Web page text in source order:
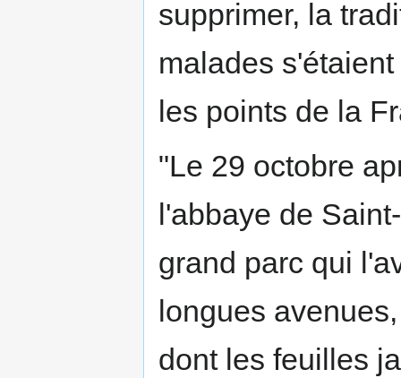
supprimer, la
malades
les points de la
"Le 29 octobre
l'abbaye de
grand parc qui
longues
dont les feuilles